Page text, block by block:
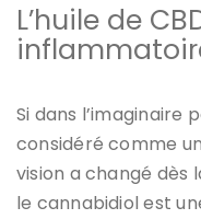
L’huile de
Si dans l’imaginaire
considéré comme
vision a changé dès
le cannabidiol est